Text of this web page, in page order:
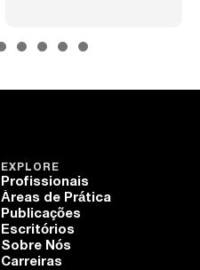
EXPLORE
Profissionais
Áreas de Prática
Publicações
Escritórios
Sobre Nós
Carreiras